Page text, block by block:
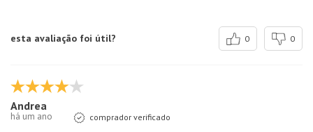
esta avaliação foi útil? 0 0
Andrea
há um ano comprador verificado